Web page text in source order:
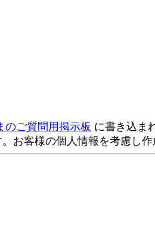
のご質問用掲示板 に書き込ま
お客様の個人情報を考慮し作